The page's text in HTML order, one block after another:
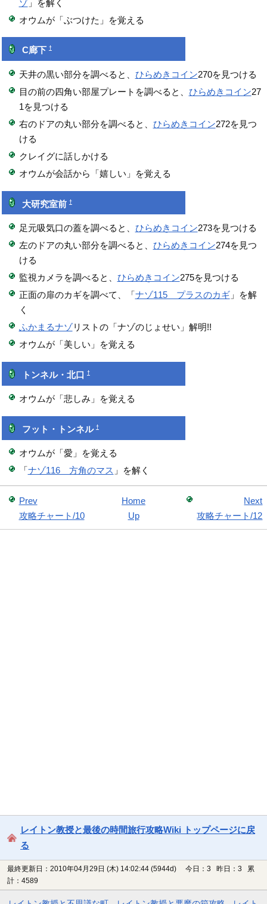
ゾ」を解く
オウムが「ぶつけた」を覚える
C廊下 †
天井の黒い部分を調べると、 ひらめきコイン270を見つける
目の前の四角い部屋プレートを調べると、 ひらめきコイン27
1を見つける
右のドアの丸い部分を調べると、 ひらめきコイン272を見つ
ける
クレイグに話しかける
オウムが会話から「嬉しい」を覚える
大研究室前 †
足元吸気口の蓋を調べると、 ひらめきコイン273を見つける
左のドアの丸い部分を調べると、 ひらめきコイン274を見つ
ける
監視カメラを調べると、 ひらめきコイン275を見つける
正面の扉のカギを調べて、「ナゾ115 プラスのカギ」を解
く
ふかまるナゾリストの「ナゾのじょせい」解明!!
オウムが「美しい」を覚える
トンネル・北口 †
オウムが「悲しみ」を覚える
フット・トンネル †
オウムが「愛」を覚える
「ナゾ116 方角のマス 」を解く
Prev
攻略チャート/10
Next
攻略チャート/12
Home
Up
レイトン教授と最後の時間旅行攻略Wiki トップページに戻
る
最終更新日：2010年04月29日 (木) 14:02:44 (5944d)
今日：3 昨日：3 累
計：4589